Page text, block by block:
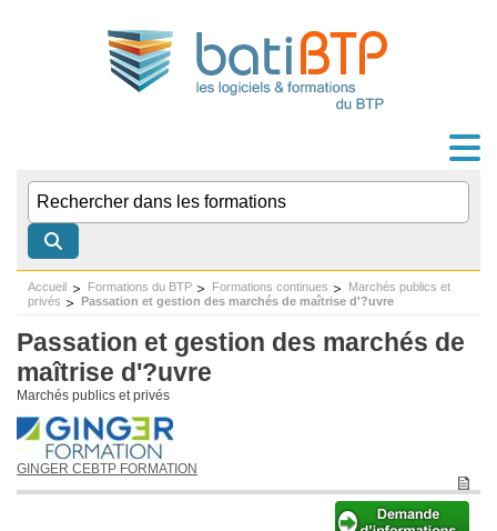
Accueil Formations du BTP Formations continues
Marchés publics et
privés
Passation et gestion des marchés de maîtrise d'?uvre
Passation et gestion des marchés de
maîtrise d'?uvre
Marchés publics et privés
GINGER CEBTP FORMATION